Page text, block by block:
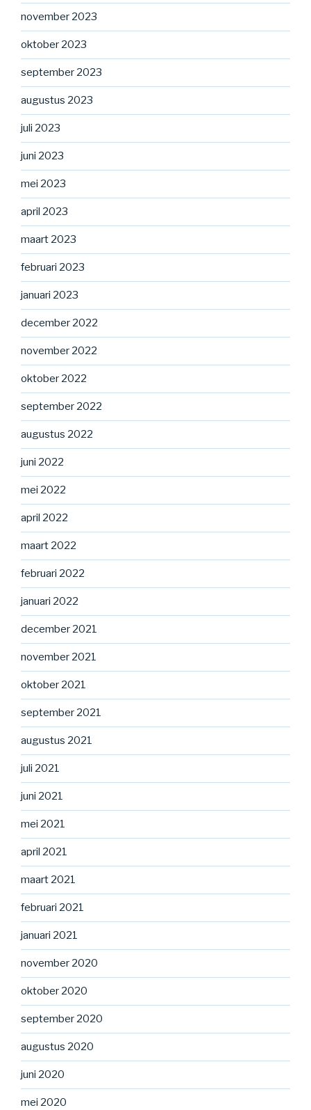
november 2023
oktober 2023
september 2023
augustus 2023
juli 2023
juni 2023
mei 2023
april 2023
maart 2023
februari 2023
januari 2023
december 2022
november 2022
oktober 2022
september 2022
augustus 2022
juni 2022
mei 2022
april 2022
maart 2022
februari 2022
januari 2022
december 2021
november 2021
oktober 2021
september 2021
augustus 2021
juli 2021
juni 2021
mei 2021
april 2021
maart 2021
februari 2021
januari 2021
november 2020
oktober 2020
september 2020
augustus 2020
juni 2020
mei 2020